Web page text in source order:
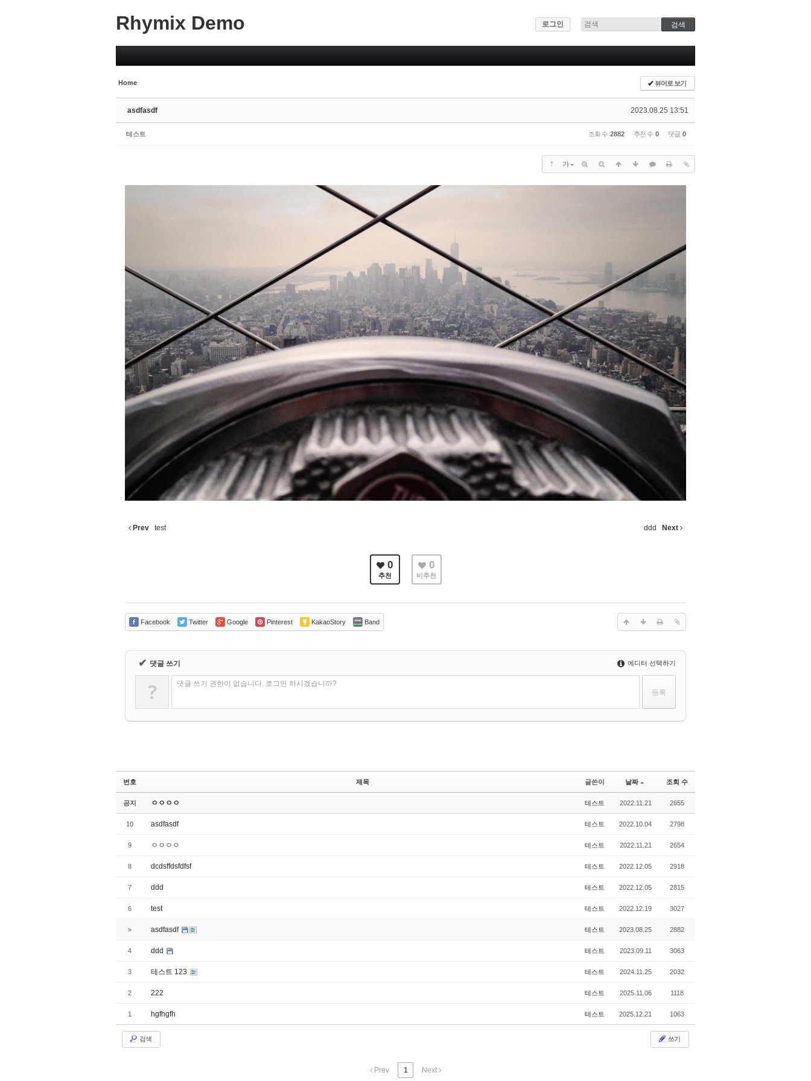
Rhymix Demo 로그인
Home ✔뷰어로 보기
2023.08.25 13:51
asdfasdf
테스트 조회 수 2882 추천 수 0 댓글 0
? 가
Prev test ddd Next
0
추천
0
비추천
Facebook Twitter Google Pinterest KakaoStory Band
✔ 댓글 쓰기 에디터 선택하기
? 댓글 쓰기 권한이 없습니다. 로그인 하시겠습니까?
번호 제목 글쓴이 날짜 조회 수
공지 ㅇㅇㅇㅇ 테스트 2022.11.21 2655
10 asdfasdf 테스트 2022.10.04 2798
9 ㅇㅇㅇㅇ 테스트 2022.11.21 2654
8 dcdsffdsfdfsf 테스트 2022.12.05 2918
7 ddd 테스트 2022.12.05 2815
6 test 테스트 2022.12.19 3027
» asdfasdf 테스트 2023.08.25 2882
4 ddd 테스트 2023.09.11 3063
3 테스트 123 테스트 2024.11.25 2032
2 222 테스트 2025.11.06 1118
1 hgfhgfh 테스트 2025.12.21 1063
검색 쓰기
Prev 1 Next
Sketchbook5, 스케치북5
Sketchbook5, 스케치북5
Sketchbook5, 스케치북5
Sketchbook5, 스케치북5